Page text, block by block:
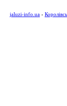
jaluzi-info.ua ›